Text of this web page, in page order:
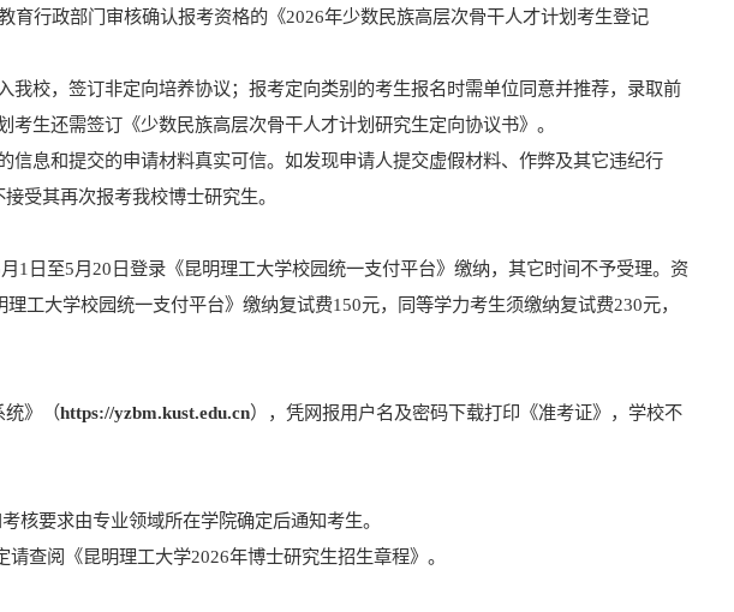
育行政部门审核确认报考资格的《2026年少数民族高层次骨干人才计划考生登记
我校，签订非定向培养协议；报考定向类别的考生报名时需单位同意并推荐，录取前
考生还需签订《少数民族高层次骨干人才计划研究生定向协议书》 。
信息和提交的申请材料真实可信。如发现申请人提交虚假材料、作弊及其它违纪行
接受其再次报考我校博士研究生。
月 1 日至5月 20 日登录《昆明理工大学校园统一支付平台》缴纳，其它时间不予受理。 资
理工大学校园统一支付平台》缴纳复试费150元，同等学力考生须缴纳复试费230元，
统》 （https://yzbm.kust.edu.cn）
，凭网报用户名及密码下载打印《准考证》，学校不
核要求由专业领域所在学院确定后通知考生。
请查阅《昆明理工大学2026年博士研究生招生章程》。